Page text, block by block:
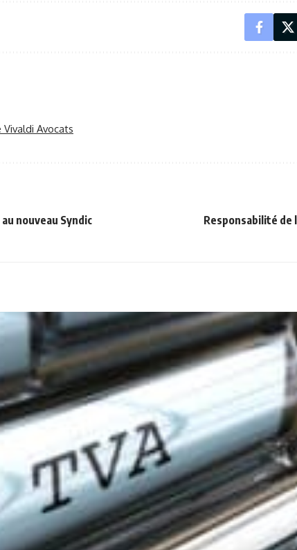
Avocats
nouveau Syndic Responsabilité de